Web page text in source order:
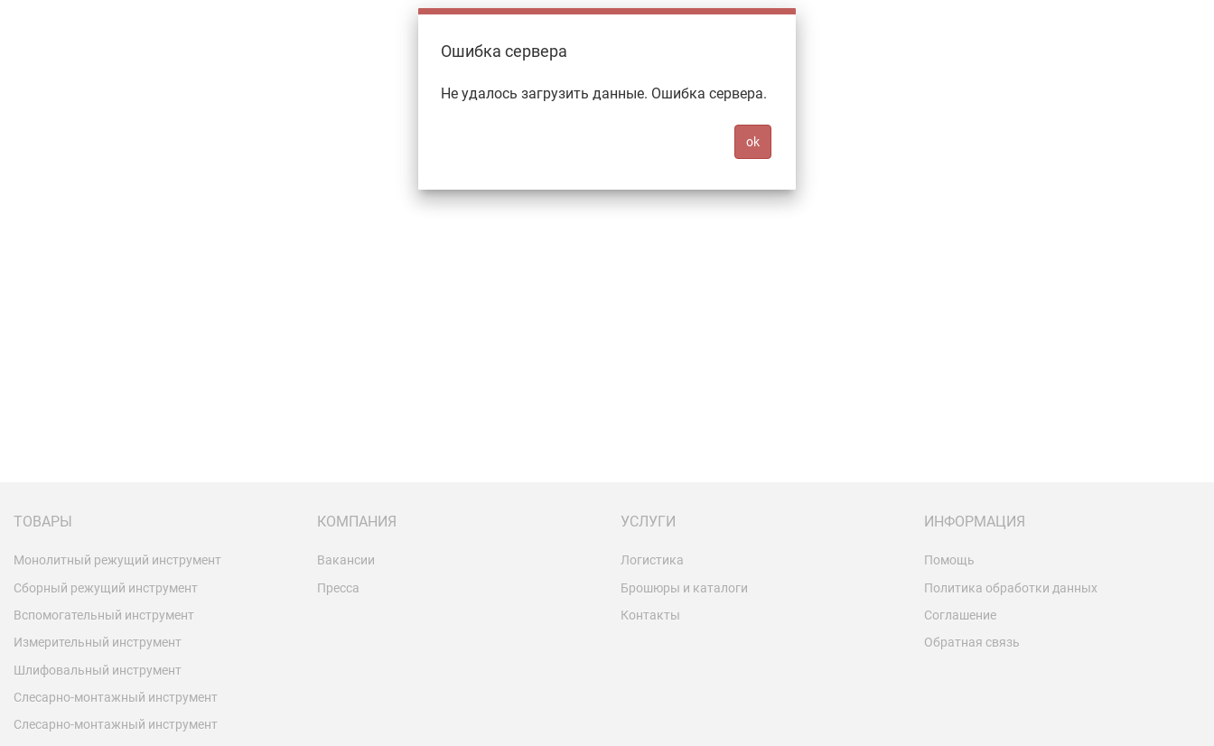
ТОВАРЫ
Монолитный режущий инструмент
Сборный режущий инструмент
Вспомогательный инструмент
Измерительный инструмент
Шлифовальный инструмент
Слесарно-монтажный инструмент
Слесарно-монтажный инструмент
КОМПАНИЯ
Вакансии
Пресса
УСЛУГИ
Логистика
Брошюры и каталоги
Контакты
ИНФОРМАЦИЯ
Помощь
Политика обработки данных
Соглашение
Обратная связь
Ошибка сервера
Не удалось загрузить данные. Ошибка сервера.
ok